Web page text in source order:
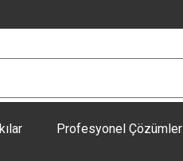
Profesyonel Çözümler